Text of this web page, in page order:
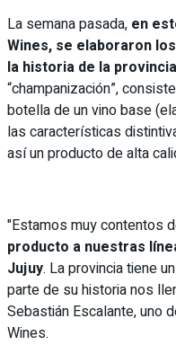
La semana pasada, en
Wines, se elaboraron
la historia de la
“champanización”,
botella de un vino base
las características
así un producto de alta
"Estamos muy contentos
producto a nuestras
Jujuy. La provincia tiene
parte de su historia nos
Sebastián Escalante, uno
Wines.